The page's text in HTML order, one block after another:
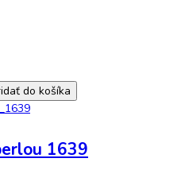
1639